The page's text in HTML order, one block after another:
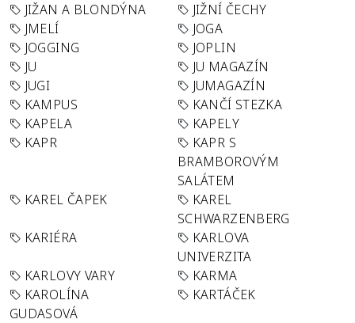
JIŽAN A BLONDÝNA
JIŽNÍ ČECHY
JMELÍ
JOGA
JOGGING
JOPLIN
JU
JU MAGAZÍN
JUGI
JUMAGAZÍN
KAMPUS
KANČÍ STEZKA
KAPELA
KAPELY
KAPR
KAPR S
BRAMBOROVÝM
SALÁTEM
KAREL ČAPEK
KAREL
SCHWARZENBERG
KARIÉRA
KARLOVA
UNIVERZITA
KARLOVY VARY
KARMA
KAROLÍNA
GUDASOVÁ
KARTÁČEK